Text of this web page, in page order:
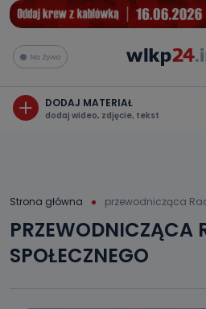
Na żywo
DODAJ MATERIAŁ
dodaj wideo, zdjęcie, tekst
Strona główna przewodnicząca
PRZEWODNICZĄCA
SPOŁECZNEGO